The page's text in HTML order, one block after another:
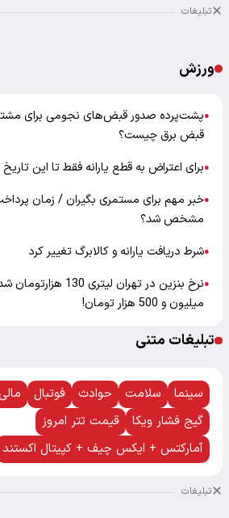
تبلیغات
ورزش
●پشت‌پرده صدور قبض‌های نجومی برای
قبض برق چیست؟
●برای اعتراض به قطع یارانه فقط تا این
●خبر مهم برای مستمری بگیران / زمان
مشخص شد؟
●شرط دریافت یارانه و کالابرگ تغییر کرد
●
میلیون و 500 هزار تومان!
تبلیغات متنی
سینما سلامت حوادث فوتبال
گیج فشار ویکا
قیمت تتر امروز
آمارکتس + ایکس چیف + کپیتال اکستند
تبلیغات